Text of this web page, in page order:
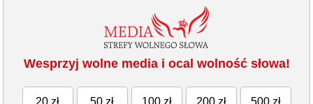
Wesprzyj wolne media i ocal wolność słowa!
20 zł 50 zł 100 zł 200 zł 500 zł